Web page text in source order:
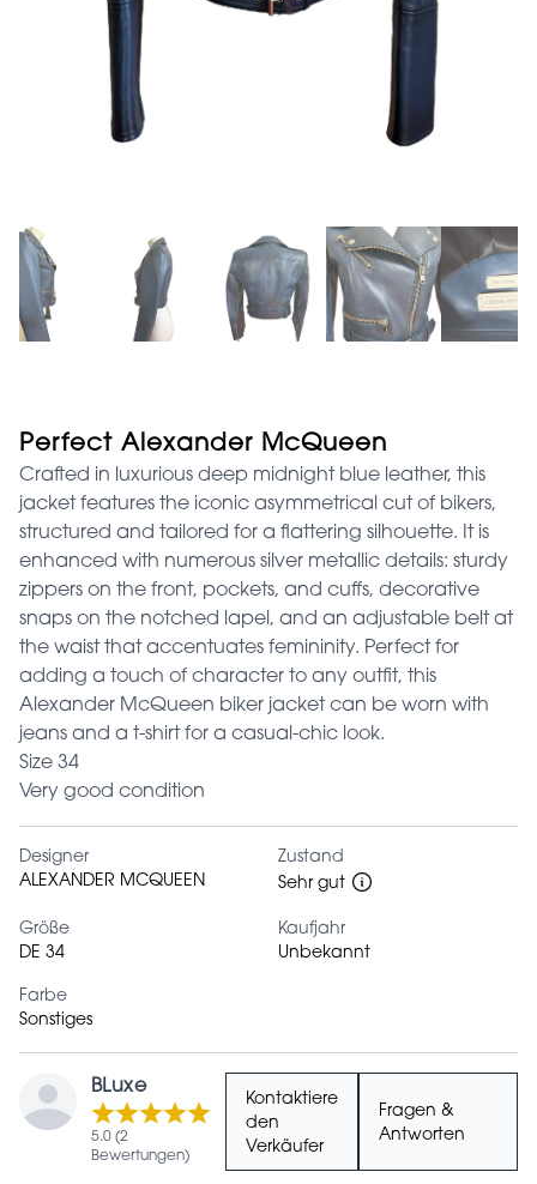
Perfect Alexander McQueen
Crafted in luxurious deep midnight blue leather, this
jacket features the iconic asymmetrical cut of bikers,
structured and tailored for a flattering silhouette. It is
enhanced with numerous silver metallic details: sturdy
zippers on the front, pockets, and cuffs, decorative
snaps on the notched lapel, and an adjustable belt at
the waist that accentuates femininity. Perfect for
adding a touch of character to any outfit, this
Alexander McQueen biker jacket can be worn with
jeans and a t-shirt for a casual-chic look.
Size 34
Very good condition
Designer
ALEXANDER MCQUEEN
Zustand
Sehr gut
Größe
DE 34
Kaufjahr
Unbekannt
Farbe
Sonstiges
BLuxe
5.0 (2
Bewertungen)
Kontaktiere
den
Verkäufer
Fragen &
Antworten